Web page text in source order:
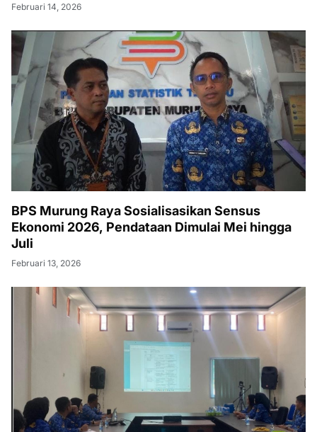
Februari 14, 2026
BPS Murung Raya Sosialisasikan Sensus
Ekonomi 2026, Pendataan Dimulai Mei hingga
Juli
Februari 13, 2026